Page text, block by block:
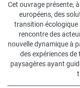
Cet ouvrage présente,
européens, des
transition écologique
rencontre des
nouvelle dynamique à
des expériences
paysagères ayant